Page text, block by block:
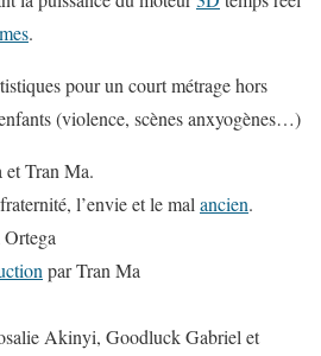
.
pour un court métrage hors
(violence, scènes anxyogènes…)
Tran Ma.
l’envie et le mal ancien.
par Tran Ma
Akinyi, Goodluck Gabriel et